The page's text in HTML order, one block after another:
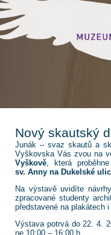
Přeskočit
na
obsah
Nový skautský
Junák – svaz skautů a
Vyškovska Vás zvou na
Vyškově, která proběhne
sv. Anny na Dukelské
Na výstavě uvidíte
zpracované studenty
představené na plakátech i
Výstava potrvá do 22. 4.
ne 10:00 – 16:00 h.